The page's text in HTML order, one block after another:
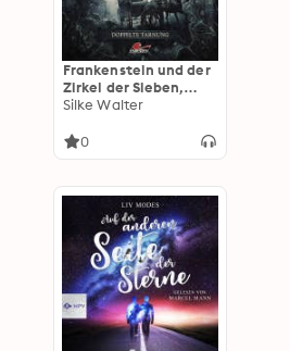
Frankenstein und der
Zirkel der Sieben,
Folge 26: Doppelte
Silke Walter
0